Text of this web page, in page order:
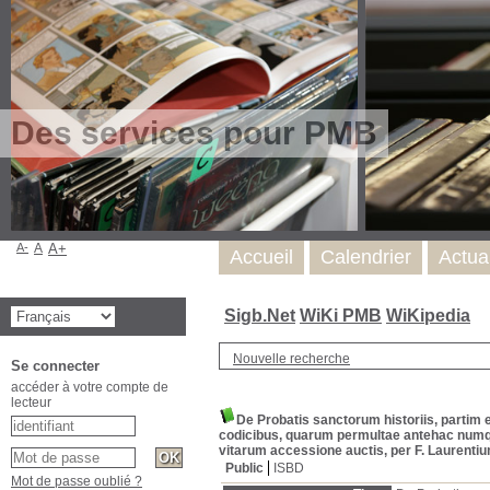
Des services pour PMB
Sigb.Net WiKi PMB WiKipedia
Nouvelle recherche
De Probatis sanctorum historiis,
codicibus, quarum permultae antehac
vitarum accessione auctis, per F.
Public
ISBD
Accueil Calendrier
A- A A+
Se connecter
accéder à votre compte de
lecteur
Mot de passe oublié ?